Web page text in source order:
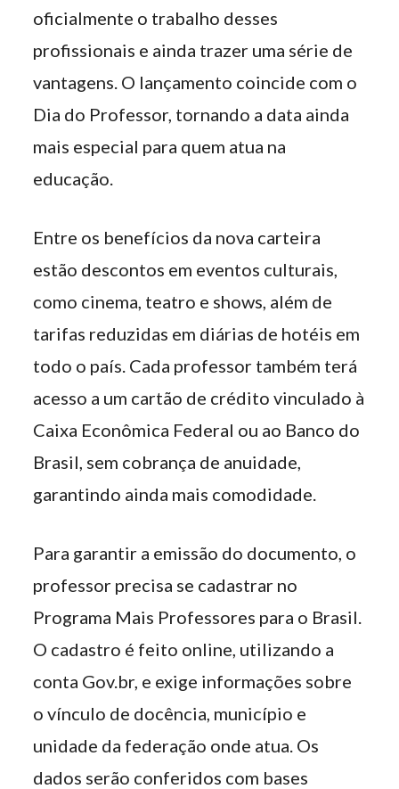
oficialmente o trabalho desses
profissionais e ainda trazer uma série de
vantagens. O lançamento coincide com o
Dia do Professor, tornando a data ainda
mais especial para quem atua na
educação.
Entre os benefícios da nova carteira
estão descontos em eventos culturais,
como cinema, teatro e shows, além de
tarifas reduzidas em diárias de hotéis em
todo o país. Cada professor também terá
acesso a um cartão de crédito vinculado à
Caixa Econômica Federal ou ao Banco do
Brasil, sem cobrança de anuidade,
garantindo ainda mais comodidade.
Para garantir a emissão do documento, o
professor precisa se cadastrar no
Programa Mais Professores para o Brasil.
O cadastro é feito online, utilizando a
conta Gov.br, e exige informações sobre
o vínculo de docência, município e
unidade da federação onde atua. Os
dados serão conferidos com bases